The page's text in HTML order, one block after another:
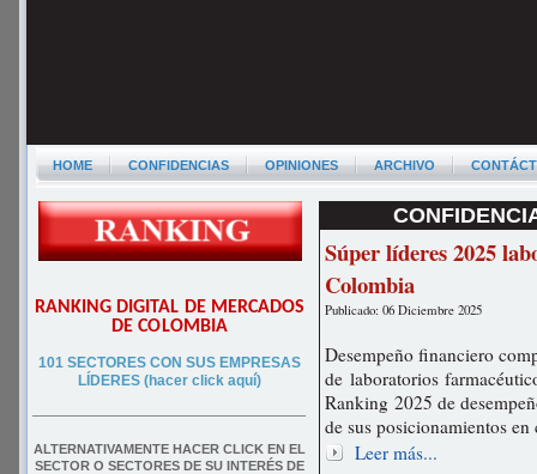
HOME CONFIDENCIAS OPINIONES ARCHIVO
RANKING DIGITAL DE MERCADOS
DE COLOMBIA
101 SECTORES CON SUS EMPRESAS
LÍDERES (hacer click aquí)
––––––––––––––––––––––––––––––––––––––
ALTERNATIVAMENTE HACER CLICK EN EL
SECTOR O SECTORES DE SU INTERÉS DE
Súper líderes 2025
Colombia
Publicado: 06 Diciembre 2025
Desempeño financiero
de laboratorios
Ranking 2025 de
de sus posicionamientos
Leer más...